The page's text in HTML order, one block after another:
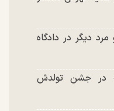
دیگر در دادگاه
در جشن تولدش